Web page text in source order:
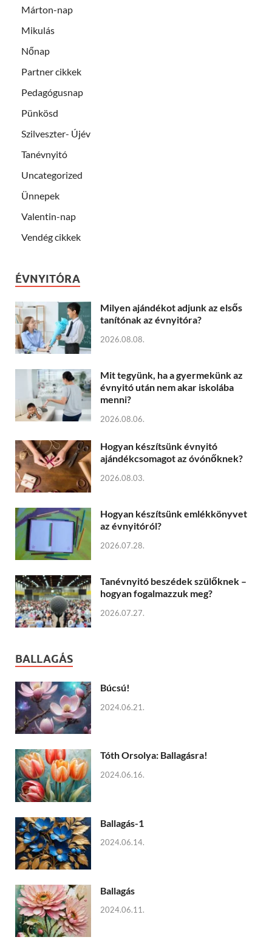
Márton-nap
Mikulás
Nőnap
Partner cikkek
Pedagógusnap
Pünkösd
Szilveszter- Újév
Tanévnyitó
Uncategorized
Ünnepek
Valentin-nap
Vendég cikkek
ÉVNYITÓRA
Milyen ajándékot adjunk az elsős
tanítónak az évnyitóra?
2026.08.08.
Mit tegyünk, ha a gyermekünk az
évnyitó után nem akar iskolába
menni?
2026.08.06.
Hogyan készítsünk évnyitó
ajándékcsomagot az óvónőknek?
2026.08.03.
Hogyan készítsünk emlékkönyvet
az évnyitóról?
2026.07.28.
Tanévnyitó beszédek szülőknek –
hogyan fogalmazzuk meg?
2026.07.27.
BALLAGÁS
Búcsú!
2024.06.21.
Tóth Orsolya: Ballagásra!
2024.06.16.
Ballagás-1
2024.06.14.
Ballagás
2024.06.11.